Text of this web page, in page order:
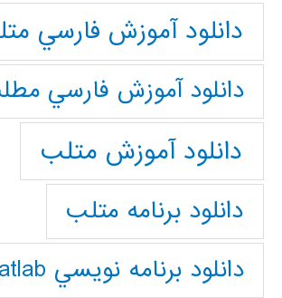
دانلود آموزش فارسي
دانلود آموزش فارسي
دانلود آموزش متلب
دانلود برنامه متلب
دانلود برنامه نويسي Matlab